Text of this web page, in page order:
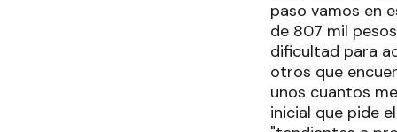
paso vamos en
de 807 mil
dificultad para
otros que
unos cuantos
inicial que pide